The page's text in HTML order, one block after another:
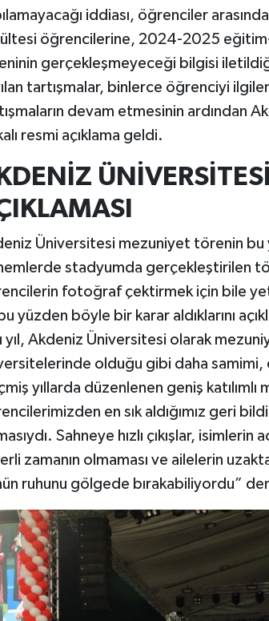
iddiası, öğrenciler
öğrencilerine, 2024-2025
gerçekleşmeyeceği bilgisi
tartışmalar, binlerce öğrenciyi
devam etmesinin ardından
resmi açıklama geldi.
Üniversitesi mezuniyet törenin bu
stadyumda gerçekleştirilen
fotoğraf çektirmek için bile
yüzden böyle bir karar aldıklarını
yıl, Akdeniz Üniversitesi olarak
olduğu gibi daha samimi,
yıllarda düzenlenen geniş
en sık aldığımız geri
Sahneye hızlı çıkışlar,
zamanın olmaması ve ailelerin
ruhunu gölgede bırakabiliyordu”